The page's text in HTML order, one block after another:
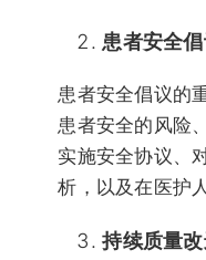
患者安全
患者安全倡议的
患者安全的风险
实施安全协议、
析，以及在医护
持续质量